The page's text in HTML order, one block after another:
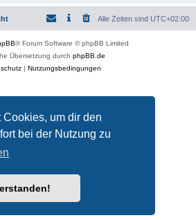
um dir den
bei der Nutzung zu
Alle Zeiten sind UTC+02:00
® Forum Software © phpBB Limited
Übersetzung durch phpBB.de
| Nutzungsbedingungen